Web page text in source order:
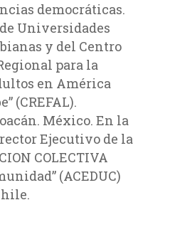
democráticas.
Universidades
y del Centro
para la
en América
(CREFAL).
México. En la
Ejecutivo de la
COLECTIVA
(ACEDUC)